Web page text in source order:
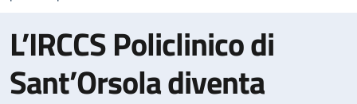
L’IRCCS Policlinico di
Sant’Orsola diventa